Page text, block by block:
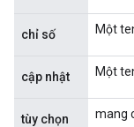
chỉ số Một
cập nhật Một
tùy chọn mang